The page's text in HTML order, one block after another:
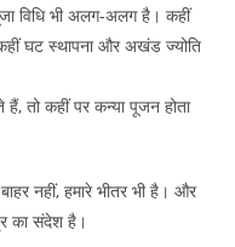
विधि भी अलग-अलग है। कहीं
घट स्थापना और अखंड ज्योति
हैं, तो कहीं पर कन्या पूजन होता
नहीं, हमारे भीतर भी है। और
का संदेश है।